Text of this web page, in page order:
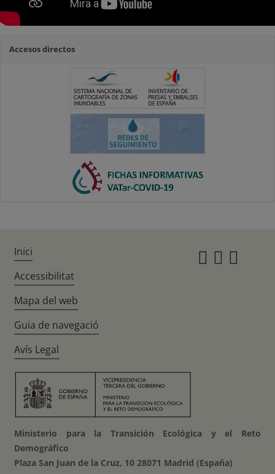
Accesos directos
Inici
Accessibilitat
Mapa del web
Guia de navegació
Avís Legal
Ministerio para la Transición Ecológica y el Reto
Demográfico
Plaza San Juan de la Cruz, 10 28071 Madrid (España)